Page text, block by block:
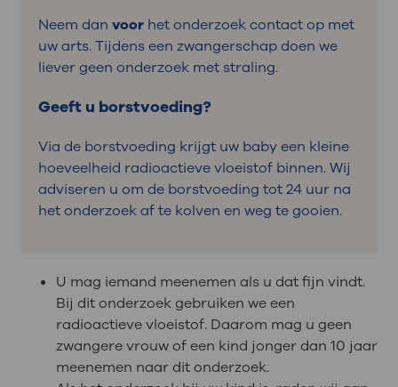
Neem dan voorhet onderzoek contact op met
uw arts. Tijdens een zwangerschap doen we
liever geen onderzoek met straling.
Geeft u borstvoeding?
Via de borstvoeding krijgt uw baby een kleine
hoeveelheid radioactieve vloeistof binnen. Wij
adviseren u om de borstvoeding tot 24 uur na
het onderzoek af te kolven en weg te gooien.
U mag iemand meenemen als u dat fijn vindt.
Bij dit onderzoek gebruiken we een
radioactieve vloeistof. Daarom mag u geen
zwangere vrouw of een kind jonger dan 10 jaar
meenemen naar dit onderzoek.